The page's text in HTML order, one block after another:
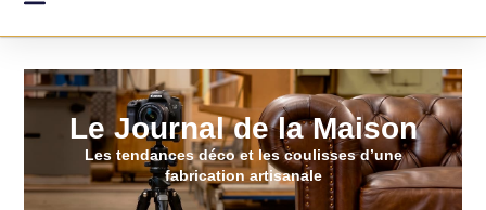
Le Journal de la Maison
Les tendances déco et les coulisses d’une
fabrication artisanale